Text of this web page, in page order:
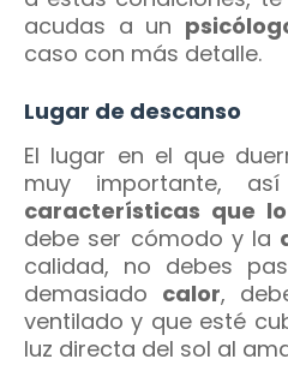
acudas a un
caso con más detalle.
Lugar de descanso
El lugar en el que
muy importante,
características que
debe ser cómodo y la
calidad, no debes
demasiado calor,
ventilado y que esté
luz directa del sol al